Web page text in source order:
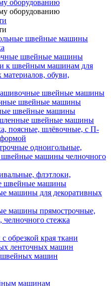
оборудованию
оборудованию
швейные машины
швейные машины
к швейным машинам для
обуви,
швейные машины
швейные машины
швейные машины
швейные машины
поясные, шлёвочные, с П-
одноигольные,
швейные машины челночного
флэтлоки,
швейные машины
машины для декоративных
машины прямострочные,
челночного стежка
обрезкой края ткани
ленточных машин
швейных машин
машинам